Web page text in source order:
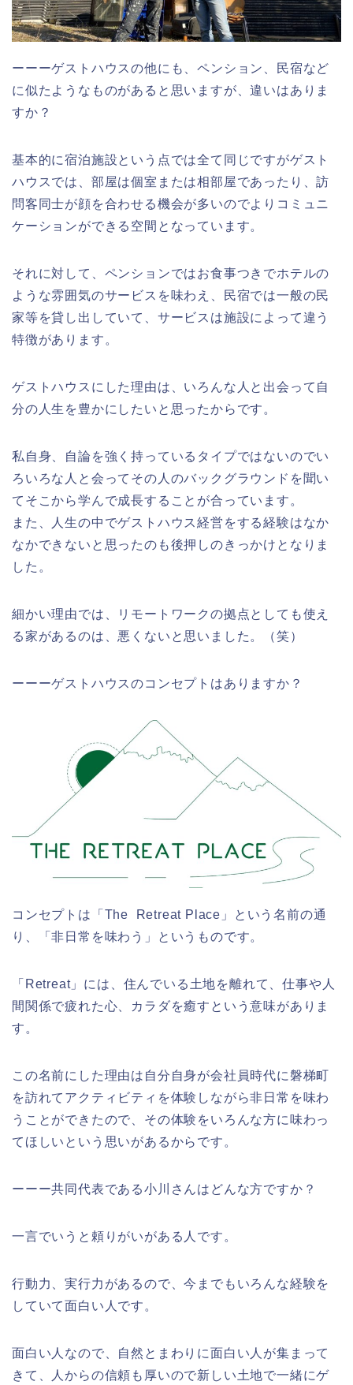
ーーーゲストハウスの他にも、ペンション、民宿など
に似たようなものがあると思いますが、違いはありま
すか？
基本的に宿泊施設という点では全て同じですがゲスト
ハウスでは、部屋は個室または相部屋であったり、訪
問客同士が顔を合わせる機会が多いのでよりコミュニ
ケーションができる空間となっています。
それに対して、ペンションではお食事つきでホテルの
ような雰囲気のサービスを味わえ、民宿では一般の民
家等を貸し出していて、サービスは施設によって違う
特徴があります。
ゲストハウスにした理由は、いろんな人と出会って自
分の人生を豊かにしたいと思ったからです。
私自身、自論を強く持っているタイプではないのでい
ろいろな人と会ってその人のバックグラウンドを聞い
てそこから学んで成長することが合っています。
また、人生の中でゲストハウス経営をする経験はなか
なかできないと思ったのも後押しのきっかけとなりま
した。
細かい理由では、リモートワークの拠点としても使え
る家があるのは、悪くないと思いました。（笑）
ーーーゲストハウスのコンセプトはありますか？
コンセプトは「The Retreat Place」という名前の通
り、「非日常を味わう」というものです。
「Retreat」には、住んでいる土地を離れて、仕事や人
間関係で疲れた心、カラダを癒すという意味がありま
す。
この名前にした理由は自分自身が会社員時代に磐梯町
を訪れてアクティビティを体験しながら非日常を味わ
うことができたので、その体験をいろんな方に味わっ
てほしいという思いがあるからです。
ーーー共同代表である小川さんはどんな方ですか？
一言でいうと頼りがいがある人です。
行動力、実行力があるので、今までもいろんな経験を
していて面白い人です。
面白い人なので、自然とまわりに面白い人が集まって
きて、人からの信頼も厚いので新しい土地で一緒にゲ